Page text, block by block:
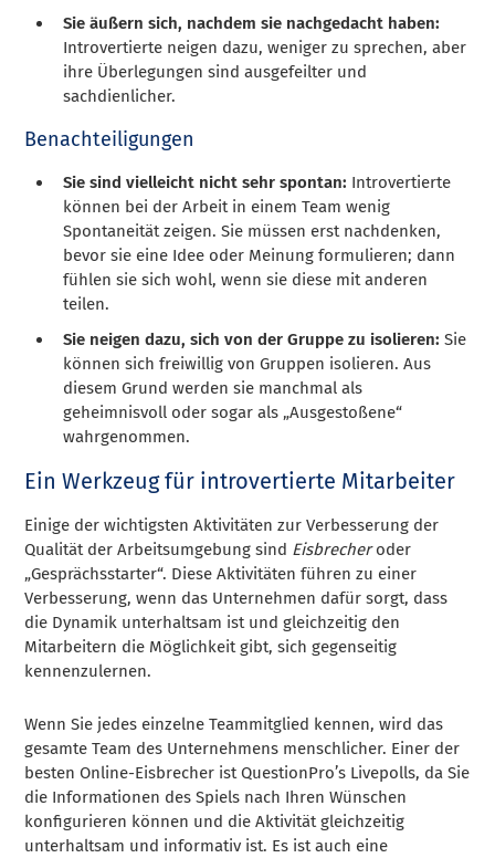
Sie äußern sich, nachdem sie nachgedacht haben:
Introvertierte neigen dazu, weniger zu sprechen, aber
ihre Überlegungen sind ausgefeilter und
sachdienlicher.
Benachteiligungen
Sie sind vielleicht nicht sehr spontan: Introvertierte
können bei der Arbeit in einem Team wenig
Spontaneität zeigen. Sie müssen erst nachdenken,
bevor sie eine Idee oder Meinung formulieren; dann
fühlen sie sich wohl, wenn sie diese mit anderen
teilen.
Sie neigen dazu, sich von der Gruppe zu isolieren: Sie
können sich freiwillig von Gruppen isolieren. Aus
diesem Grund werden sie manchmal als
geheimnisvoll oder sogar als „Ausgestoßene“
wahrgenommen.
Ein Werkzeug für introvertierte Mitarbeiter
Einige der wichtigsten Aktivitäten zur Verbesserung der
Qualität der Arbeitsumgebung sind Eisbrecheroder
„Gesprächsstarter“. Diese Aktivitäten führen zu einer
Verbesserung, wenn das Unternehmen dafür sorgt, dass
die Dynamik unterhaltsam ist und gleichzeitig den
Mitarbeitern die Möglichkeit gibt, sich gegenseitig
kennenzulernen.
Wenn Sie jedes einzelne Teammitglied kennen, wird das
gesamte Team des Unternehmens menschlicher. Einer der
besten Online-Eisbrecher ist QuestionPro’s Livepolls, da Sie
die Informationen des Spiels nach Ihren Wünschen
konfigurieren können und die Aktivität gleichzeitig
unterhaltsam und informativ ist. Es ist auch eine